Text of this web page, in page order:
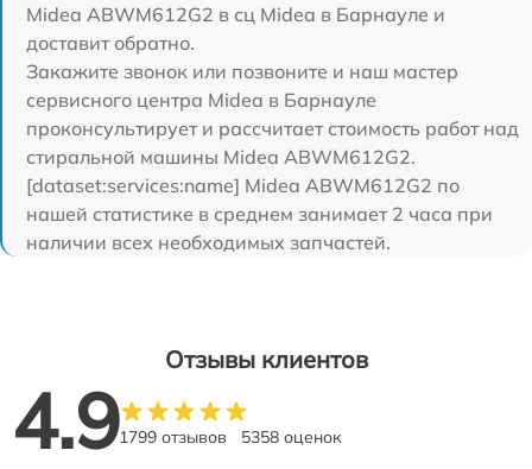
Midea ABWM612G2 в сц Midea в Барнауле и
доставит обратно.
Закажите звонок или позвоните и наш мастер
сервисного центра Midea в Барнауле
проконсультирует и рассчитает стоимость работ над
стиральной машины Midea ABWM612G2.
[dataset:services:name] Midea ABWM612G2 по
нашей статистике в среднем занимает 2 часа при
наличии всех необходимых запчастей.
Отзывы клиентов
4.91799 отзывов 5358 оценок